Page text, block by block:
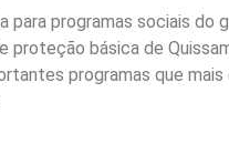
para programas sociais
proteção básica de
programas que